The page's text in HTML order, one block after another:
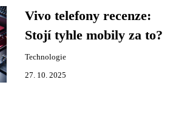
Vivo telefony recenze:
Stojí tyhle mobily za to?
Technologie
27. 10. 2025